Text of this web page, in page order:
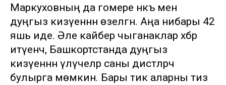
Маркуховның да гомере нәкъ менә
дуңгыз кизүеннән өзелгән. Аңа нибары 42
яшь иде. Әле кайбер чыганаклар хәбәр
итүенчә, Башкортстанда дуңгыз
кизүеннән үлүчеләр саны дистәләрчә
булырга мөмкин. Бары тик аларны тиз